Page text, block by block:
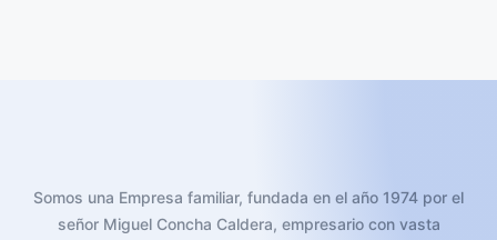
Somos una Empresa familiar, fundada en el año 1974 por el
señor Miguel Concha Caldera, empresario con vasta